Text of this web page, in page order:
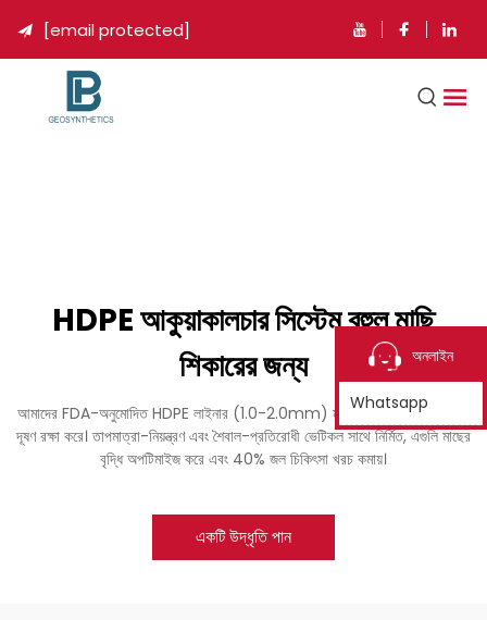
 [email protected]
HDPE আকুয়াকালচার সিস্টেম বহুল মাছি
শিকারের জন্য
আমাদের FDA-অনুমোদিত HDPE লাইনার (1.0-2.0mm) মাছের ডাঙার থেকে রিস এবং
দূষণ রক্ষা করে। তাপমাত্রা-নিয়ন্ত্রণ এবং শৈবাল-প্রতিরোধী ভেটিকল সাথে নির্মিত, এগুলি মাছের
বৃদ্ধি অপটিমাইজ করে এবং 40% জল চিকিৎসা খরচ কমায়।
একটি উদ্ধৃতি পান
অনলাইন
Whatsapp